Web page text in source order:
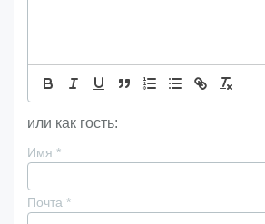
или как гость:
Имя *
Почта *